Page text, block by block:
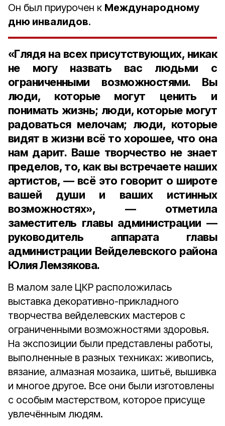
Он был приурочен к Международному
дню инвалидов.
«Глядя на всех присутствующих, никак
не могу назвать вас людьми с
ограниченными возможностями. Вы
люди, которые могут ценить и
понимать жизнь; люди, которые могут
радоваться мелочам; люди, которые
видят в жизни всё то хорошее, что она
нам дарит. Ваше творчество не знает
пределов, то, как вы встречаете наших
артистов, — всё это говорит о широте
вашей души и ваших истинных
возможностях», — отметила
заместитель главы администрации —
руководитель аппарата главы
администрации Вейделевского района
Юлия Лемзякова.
В малом зале ЦКР расположилась
выставка декоративно-прикладного
творчества вейделевских мастеров с
ограниченными возможностями здоровья.
На экспозиции были представлены работы,
выполненные в разных техниках: живопись,
вязание, алмазная мозаика, шитьё, вышивка
и многое другое. Все они были изготовлены
с особым мастерством, которое присуще
увлечённым людям.